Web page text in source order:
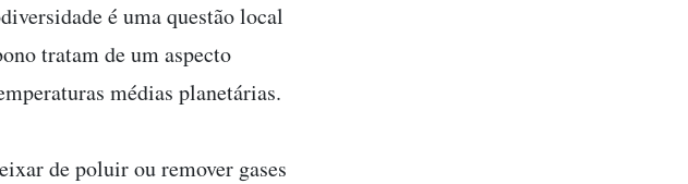
é uma questão local
tratam de um aspecto
médias planetárias.
de poluir ou remover gases